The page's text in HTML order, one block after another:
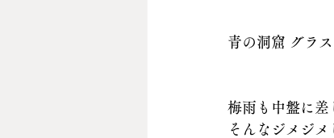
青の洞窟 グラス
梅雨も中盤に差
そんなジメジ